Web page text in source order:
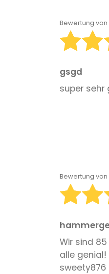
Bewertung von
gsgd
super sehr
Bewertung von
Wir sind
alle
sweety876